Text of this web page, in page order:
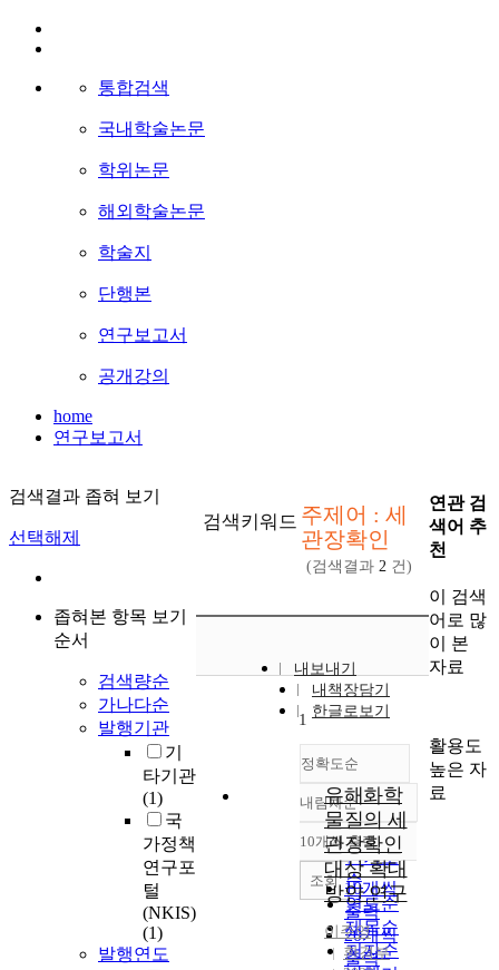
통합검색
국내학술논문
학위논문
해외학술논문
학술지
단행본
연구보고서
공개강의
home
연구보고서
검색결과 좁혀 보기
선택해제
좁혀본 항목 보기
순서
검색량순
가나다순
발행기관
기
타기관
(1)
국
가정책
연구포
털
(NKIS)
(1)
발행연도
검색키워드 주제어 : 세
관장확인
(검색결과 2 건)
내보내기
내책장담기
한글로보기
정확도순
정확도
순
인기도
순
연도순
제목순
저자순
내림차순
내림차순
10개씩 출력
10개씩
출력
20개씩
출력
조회
1
유해화학
물질의 세
관장확인
대상 확대
방안 연구
이주영
환경부
연관 검
색어 추
천
이 검색
어로 많
이 본
자료
활용도
높은 자
료